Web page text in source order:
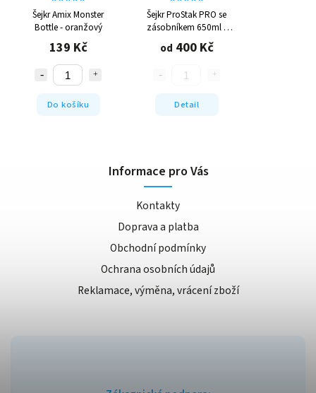
Šejkr Amix Monster
Bottle - oranžový
139 Kč
Do košíku
Šejkr ProStak PRO se
zásobníkem 650ml -
různé barvy
od 400 Kč
Detail
Informace pro Vás
Kontakty
Doprava a platba
Obchodní podmínky
Ochrana osobních údajů
Reklamace, výměna, vrácení zboží